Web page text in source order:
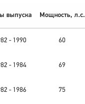
выпуска Мощность, л.с.
- 1990 60
- 1984 69
- 1986 75